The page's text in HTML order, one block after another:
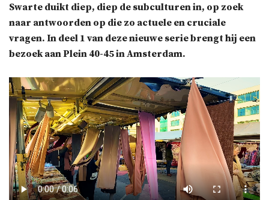
Swarte duikt diep, diep de subculturen in, op zoek
naar antwoorden op die zo actuele en cruciale
vragen. In deel 1 van deze nieuwe serie brengt hij een
bezoek aan Plein 40-45 in Amsterdam.